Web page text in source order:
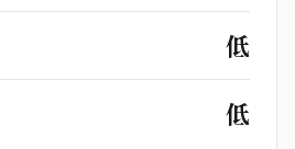
低
低